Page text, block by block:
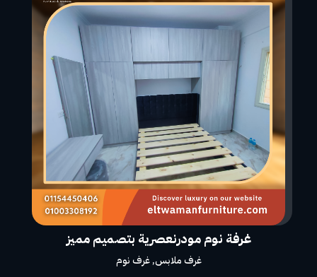
غرفة نوم مودرنعصرية بتصميم مميز
غرف ملابس,غرف نوم